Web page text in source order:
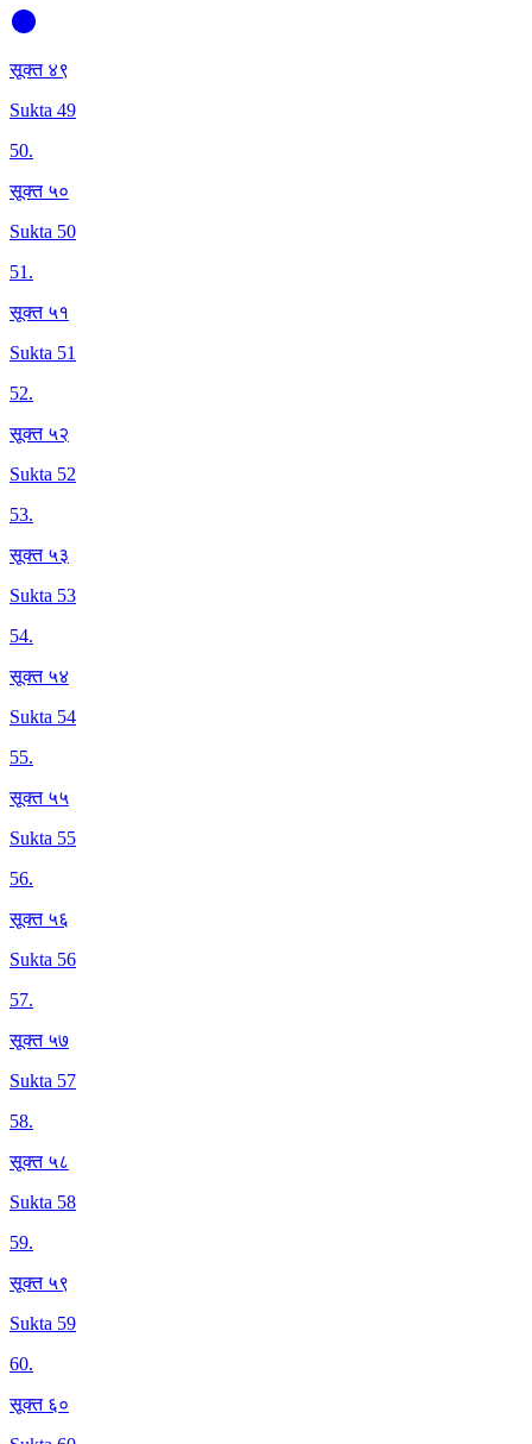
सूक्त ४९
Sukta 49
50.
सूक्त ५०
Sukta 50
51.
सूक्त ५१
Sukta 51
52.
सूक्त ५२
Sukta 52
53.
सूक्त ५३
Sukta 53
54.
सूक्त ५४
Sukta 54
55.
सूक्त ५५
Sukta 55
56.
सूक्त ५६
Sukta 56
57.
सूक्त ५७
Sukta 57
58.
सूक्त ५८
Sukta 58
59.
सूक्त ५९
Sukta 59
60.
सूक्त ६०